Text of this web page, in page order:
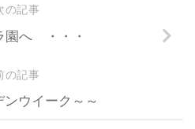
の記事
園へ ・・・
の記事
ンウイーク～～